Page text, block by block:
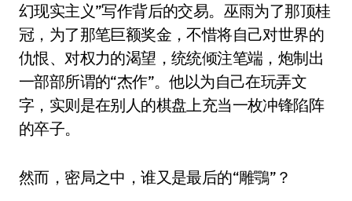
幻现实主义”写作背后的交易。巫雨为了那顶桂
冠，为了那笔巨额奖金，不惜将自己对世界的
仇恨、对权力的渴望，统统倾注笔端，炮制出
一部部所谓的“杰作”。他以为自己在玩弄文
字，实则是在别人的棋盘上充当一枚冲锋陷阵
的卒子。
然而，密局之中，谁又是最后的“雕鶚”？